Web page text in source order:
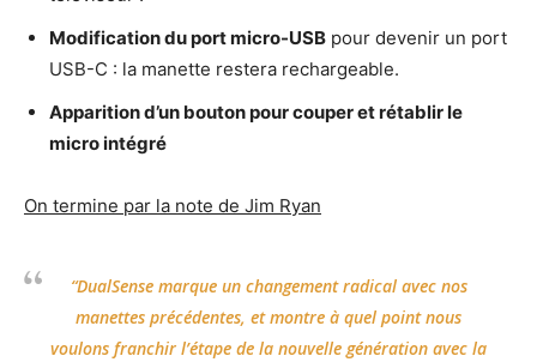
Modification du port micro-USB pour devenir un port
USB-C : la manette restera rechargeable.
Apparition d’un bouton pour couper et rétablir le
micro intégré
On termine par la note de Jim Ryan
“DualSense marque un changement radical avec nos
manettes précédentes, et montre à quel point nous
voulons franchir l’étape de la nouvelle génération avec la